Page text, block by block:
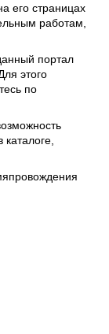
его страницах
работам,
портал
этого
по